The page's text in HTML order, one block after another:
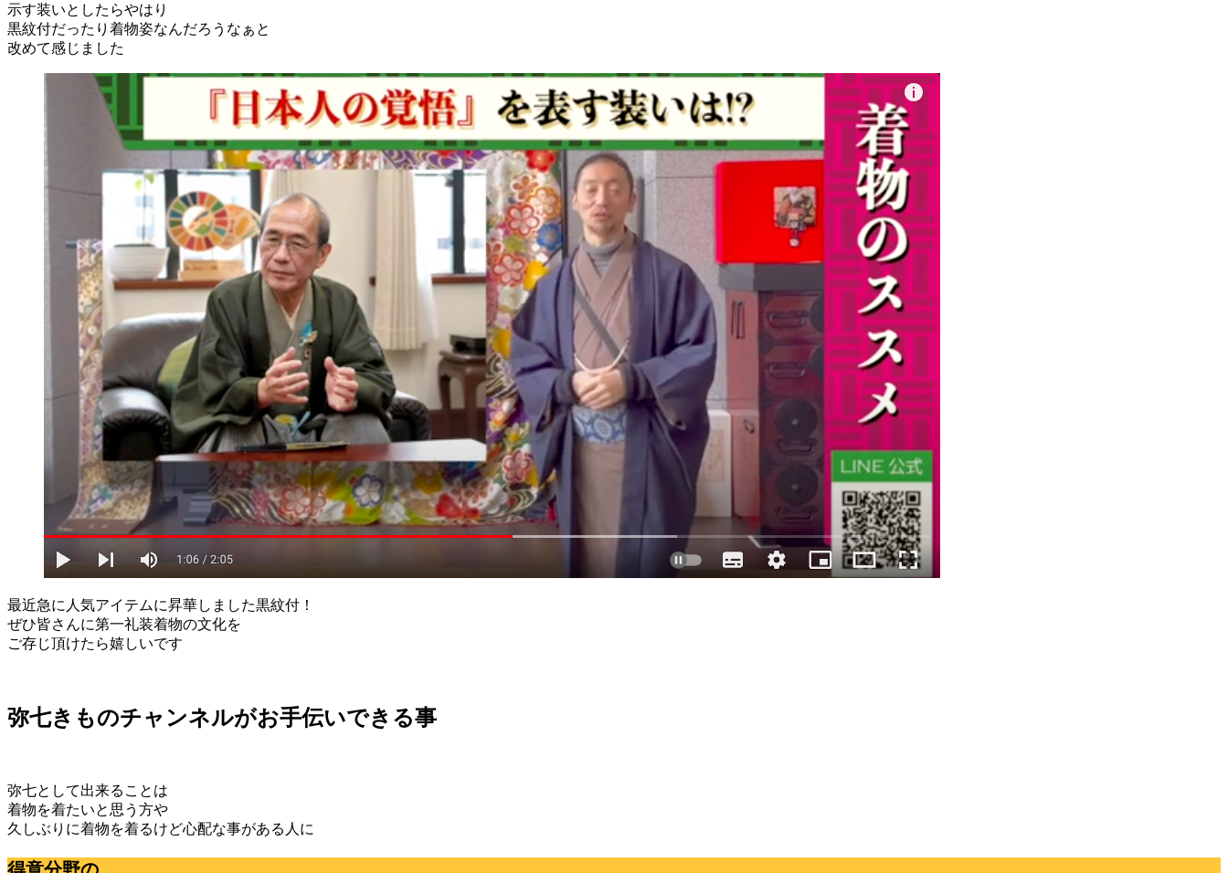
示す装いとしたらやはり
黒紋付だったり着物姿なんだろうなぁと
改めて感じました
最近急に人気アイテムに昇華しました黒紋付！
ぜひ皆さんに第一礼装着物の文化を
ご存じ頂けたら嬉しいです
弥七きものチャンネルがお手伝いできる事
弥七として出来ることは
着物を着たいと思う方や
久しぶりに着物を着るけど心配な事がある人に
得意分野の